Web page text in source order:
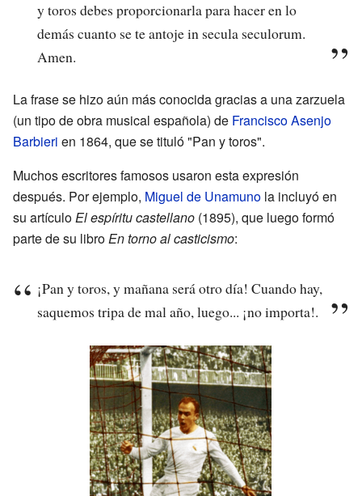
y toros debes proporcionarla para hacer en lo
demás cuanto se te antoje in secula seculorum.
Amen.
La frase se hizo aún más conocida gracias a una zarzuela
(un tipo de obra musical española) de Francisco Asenjo
Barbieri en 1864, que se tituló "Pan y toros".
Muchos escritores famosos usaron esta expresión
después. Por ejemplo, Miguel de Unamuno la incluyó en
su artículoEl espíritu castellano (1895), que luego formó
parte de su libroEn torno al casticismo:
¡Pan y toros, y mañana será otro día! Cuando hay,
saquemos tripa de mal año, luego... ¡no importa!.